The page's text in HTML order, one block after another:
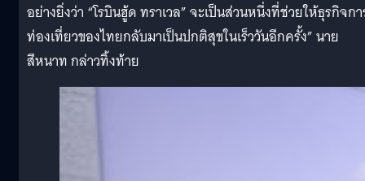
อย่างยิ่งว่า “โรบินฮู้ด ทราเวล” จะเป็นส่วนหนึ่งที่ช่วยให้ธุรกิจก
ท่องเที่ยวของไทยกลับมาเป็นปกติสุขในเร็ววันอีกครั้ง” นาย
สีหนาท กล่าวทิ้งท้าย